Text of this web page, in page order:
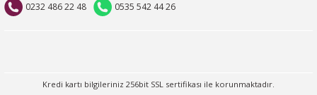
0232 486 22 48 0535 542 44 26
Kredi kartı bilgileriniz 256bit SSL sertifikası ile korunmaktadır.